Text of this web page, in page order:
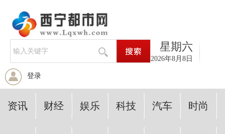
星期六
2026年8月8日
登录
资讯 财经 娱乐 科技 汽车 时尚